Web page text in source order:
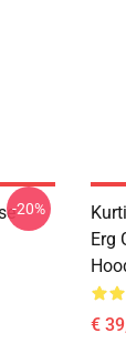
-20%
Erg
€